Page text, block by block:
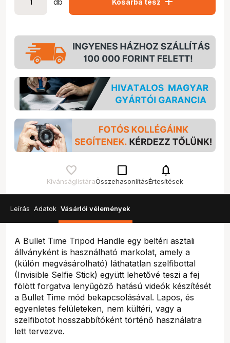
Kívánságlistára
check_box_outline_blank
Összehasonlítás
notifications
Értesítések
Leírás Adatok Vásárlói vélemények
A Bullet Time Tripod Handle egy beltéri asztali
állványként is használható markolat, amely a
(külön megvásárolható) láthatatlan szelfibottal
(Invisible Selfie Stick) együtt lehetővé teszi a fej
fölött forgatva lenyűgöző hatású videók készítését
a Bullet Time mód bekapcsolásával. Lapos, és
egyenletes felületeken, nem kültéri, vagy a
szelfibotot hosszabbítóként történő használatra
lett tervezve.